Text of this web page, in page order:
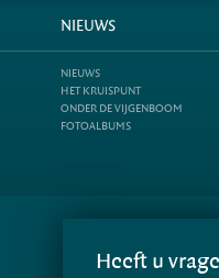
NIEUWS
NIEUWS
HET KRUISPUNT
ONDER DE VIJGENBOOM
FOTOALBUMS
Heeft u